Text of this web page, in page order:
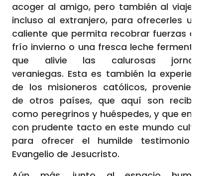
acoger al amigo, pero también al viajero e
incluso al extranjero, para ofrecerles un té
caliente que permita recobrar fuerzas en el
frío invierno o una fresca leche fermentada
que alivie las calurosas jornadas
veraniegas. Esta es también la experiencia
de los misioneros católicos, provenientes
de otros países, que aquí son recibidos
como peregrinos y huéspedes, y que entran
con prudente tacto en este mundo cultural
para ofrecer el humilde testimonio del
Evangelio de Jesucristo.